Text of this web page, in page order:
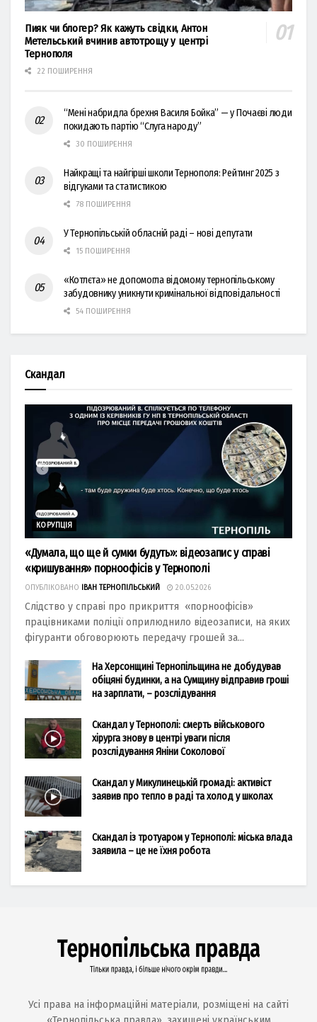
Пияк чи блогер? Як кажуть свідки, Антон
Метельський вчинив автотрощу у центрі
Тернополя
22 ПОШИРЕННЯ
“Мені набридла брехня Василя Бойка” — у Почаєві люди
покидають партію “Слуга народу”
30 ПОШИРЕННЯ
Найкращі та найгірші школи Тернополя: Рейтинг 2025 з
відгуками та статистикою
78 ПОШИРЕННЯ
У Тернопільській обласній раді – нові депутати
15 ПОШИРЕННЯ
«Котлєта» не допомогла відомому тернопільському
забудовнику уникнути кримінальної відповідальності
54 ПОШИРЕННЯ
Скандал
КОРУПЦІЯ
«Думала, що ще й сумки будуть»: відеозапис у справі
«кришування» порноофісів у Тернополі
ОПУБЛІКОВАНО ІВАН ТЕРНОПІЛЬСЬКИЙ 20.05.2026
Слідство у справі про прикриття «порноофісів»
працівниками поліції оприлюднило відеозаписи, на яких
фігуранти обговорюють передачу грошей за...
На Херсонщині Тернопільщина не добудував
обіцяні будинки, а на Сумщину відправив гроші
на зарплати, – розслідування
Скандал у Тернополі: смерть військового
хірурга знову в центрі уваги після
розслідування Яніни Соколової
Скандал у Микулинецькій громаді: активіст
заявив про тепло в раді та холод у школах
Скандал із тротуаром у Тернополі: міська влада
заявила – це не їхня робота
Усі права на інформаційні матеріали, розміщені на сайті